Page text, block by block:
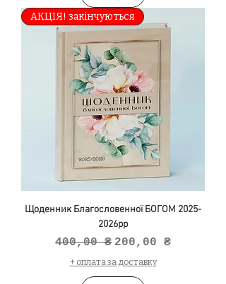
АКЦІЯ! закінчуються
Щоденник Благословенної БОГОМ 2025-
2026рр
Звичайна ціна
400,00 ₴ За розпродажем
200,00 ₴
+ оплата за доставку